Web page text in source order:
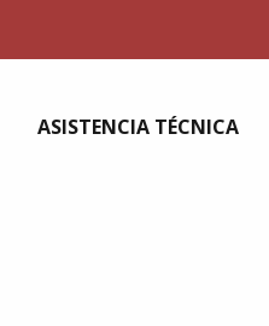
ASISTENCIA TÉCNICA